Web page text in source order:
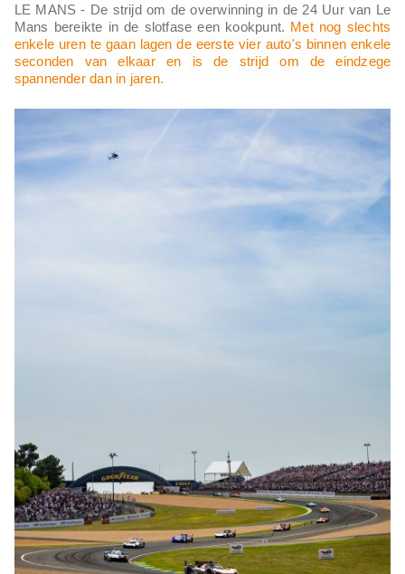
LE MANS - De strijd om de overwinning in de 24 Uur van Le
Mans bereikte in de slotfase een kookpunt. Met nog slechts
enkele uren te gaan lagen de eerste vier auto's binnen enkele
seconden van elkaar en is de strijd om de eindzege
spannender dan in jaren.